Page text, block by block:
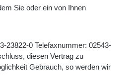
Sie oder ein von Ihnen
23822-0 Telefaxnummer: 02543-
diesen Vertrag zu
Gebrauch, so werden wir